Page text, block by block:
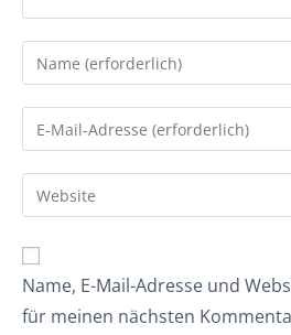
Name, E-Mail-Adresse und
für meinen nächsten